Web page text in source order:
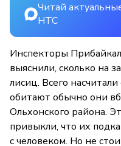
Читай
НТС
Инспекторы
выяснили, сколько на
лисиц. Всего
обитают обычно они
Ольхонского района.
привыкли, что их
с человеком. Но не